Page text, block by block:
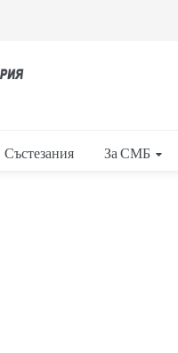
Състезания За СМБ